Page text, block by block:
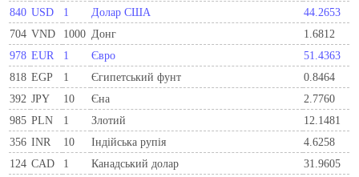
840 USD 1 Долар США
44.2653
704 VND 1000 Донг
1.6812
978 EUR 1 Євро
51.4363
818 EGP 1 Єгипетський фунт
0.8464
392 JPY 10 Єна
2.7760
985 PLN 1 Злотий
12.1481
356 INR 10 Індійська рупія
4.6258
124 CAD 1 Канадський долар
31.9605